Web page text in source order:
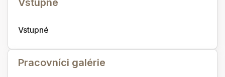
Vstupné
Vstupné
Pracovníci galérie